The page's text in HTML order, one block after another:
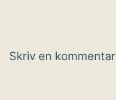
Skriv en kommentar